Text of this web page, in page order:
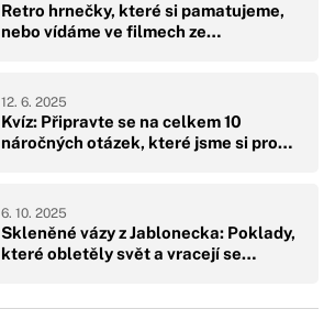
Retro hrnečky, které si pamatujeme,
nebo vídáme ve filmech ze…
Kvíz: Připravte se na celkem 10
náročných otázek, které jsme si pro…
12. 6. 2025
Skleněné vázy z Jablonecka: Poklady,
které obletěly svět a vracejí se…
6. 10. 2025